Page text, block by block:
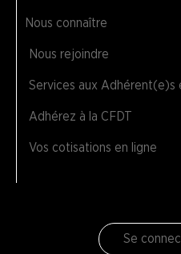
Nous connaître
Nous rejoindre
Services aux Adhérent(e)s
Adhérez à la CFDT
Vos cotisations en ligne
Se